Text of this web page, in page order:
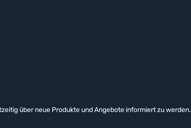
über neue Produkte und Angebote informiert zu werden.